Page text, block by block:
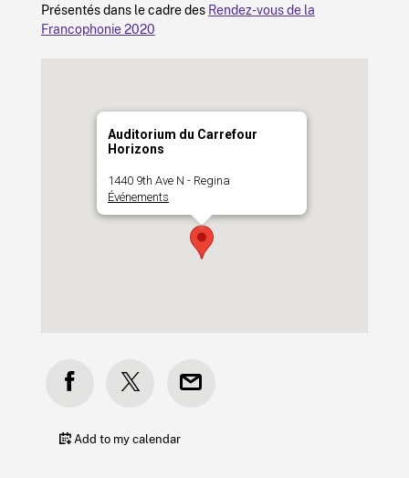
Présentés dans le cadre des Rendez-vous de la
Francophonie 2020
Auditorium du Carrefour
Horizons
1440 9th Ave N - Regina
Événements
Add to my calendar